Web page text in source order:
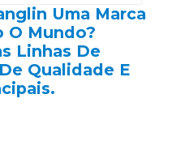
Uma Marca
O Mundo?
Linhas De
Qualidade E